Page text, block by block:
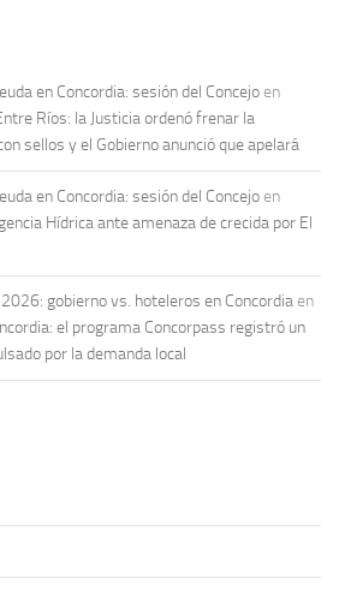
en Concordia: sesión del Concejo en
Ríos: la Justicia ordenó frenar la
sellos y el Gobierno anunció que apelará
en Concordia: sesión del Concejo en
Hídrica ante amenaza de crecida por El
gobierno vs. hoteleros en Concordia en
el programa Concorpass registró un
por la demanda local